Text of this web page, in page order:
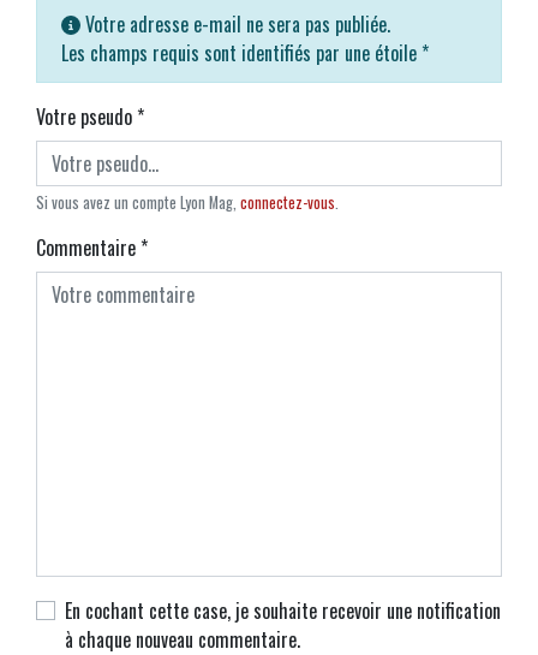
Votre adresse e-mail ne sera pas publiée.
Les champs requis sont identifiés par une étoile *
Votre pseudo*
Si vous avez un compte Lyon Mag, connectez-vous.
Commentaire*
En cochant cette case, je souhaite recevoir une notification
à chaque nouveau commentaire.